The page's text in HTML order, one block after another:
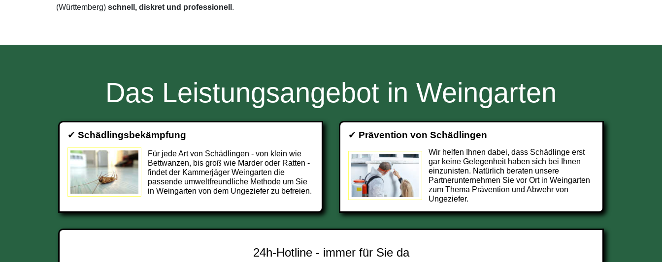
(Württemberg) schnell, diskret und professionell .
Das Leistungsangebot in Weingarten
✔ Schädlingsbekämpfung
Für jede Art von Schädlingen - von klein wie
Bettwanzen, bis groß wie Marder oder Ratten -
findet der Kammerjäger Weingarten die
passende umweltfreundliche Methode um Sie
in Weingarten von dem Ungeziefer zu befreien.
✔ Prävention von Schädlingen
Wir helfen Ihnen dabei, dass Schädlinge erst
gar keine Gelegenheit haben sich bei Ihnen
einzunisten. Natürlich beraten unsere
Partnerunternehmen Sie vor Ort in Weingarten
zum Thema Prävention und Abwehr von
Ungeziefer.
24h-Hotline - immer für Sie da